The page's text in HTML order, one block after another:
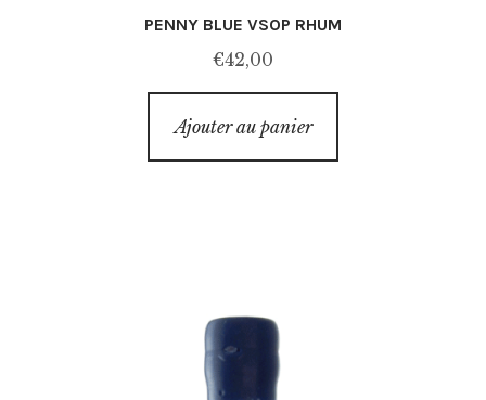
PENNY BLUE VSOP RHUM
€42,00
Ajouter au panier